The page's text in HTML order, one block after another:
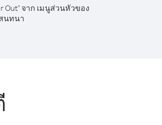
Out" จาก เมนูส่วนหัวของ
นทนา